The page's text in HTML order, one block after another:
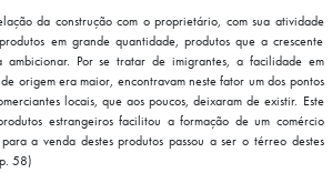
da construção com o proprietário, com sua atividade
em grande quantidade, produtos que a crescente
ambicionar. Por se tratar de imigrantes, a facilidade em
origem era maior, encontravam neste fator um dos pontos
locais, que aos poucos, deixaram de existir. Este
estrangeiros facilitou a formação de um comércio
a venda destes produtos passou a ser o térreo destes
58)